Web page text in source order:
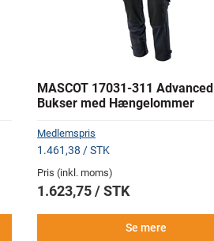
MASCOT 17031-311 Advanced
Bukser med Hængelommer
Medlemspris
1.461,38 / STK
Pris (inkl. moms)
1.623,75 / STK
Se mere